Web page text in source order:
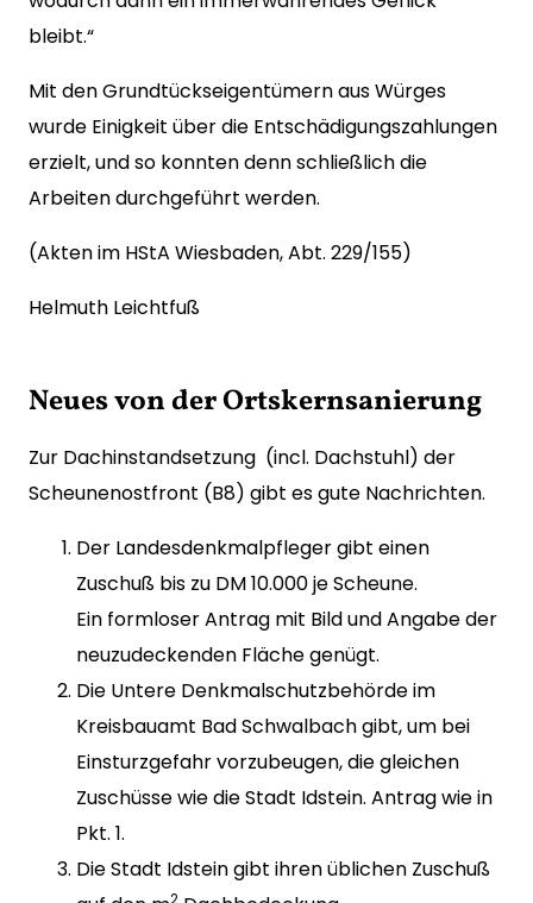
bleibt.“
Mit den Grundtückseigentümern aus Würges
wurde Einigkeit über die Entschädigungszahlungen
erzielt, und so konnten denn schließlich die
Arbeiten durchgeführt werden.
(Akten im HStA Wiesbaden, Abt. 229/155)
Helmuth Leichtfuß
Neues von der Ortskernsanierung
Zur Dachinstandsetzung (incl. Dachstuhl) der
Scheunenostfront (B8) gibt es gute Nachrichten.
Der Landesdenkmalpfleger gibt einen
Zuschuß bis zu DM 10.000 je Scheune.
Ein formloser Antrag mit Bild und Angabe der
neuzudeckenden Fläche genügt.
Die Untere Denkmalschutzbehörde im
Kreisbauamt Bad Schwalbach gibt, um bei
Einsturzgefahr vorzubeugen, die gleichen
Zuschüsse wie die Stadt Idstein. Antrag wie in
Pkt. 1.
Die Stadt Idstein gibt ihren üblichen Zuschuß
2